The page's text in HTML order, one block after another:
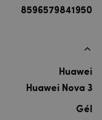
8596579841950
Huawei
Huawei Nova 3
Gél